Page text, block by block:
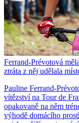
Ferrand-Prévotová
ztráta z něj udělala
Pauline Ferrand-
vítězství na Tour de
opakovaně na něm
výhodě domácího